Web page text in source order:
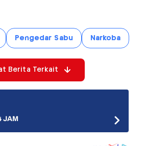
Pengedar Sabu Narkoba
Berita Terkait
JAM